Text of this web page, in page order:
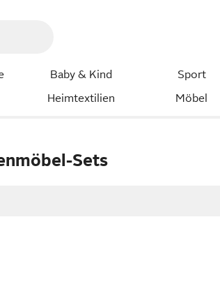
Baby & Kind Sport
Heimtextilien Möbel
Sets